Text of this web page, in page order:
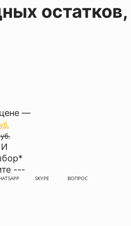
остатков,
—
*
---
SKYPE ВОПРОС